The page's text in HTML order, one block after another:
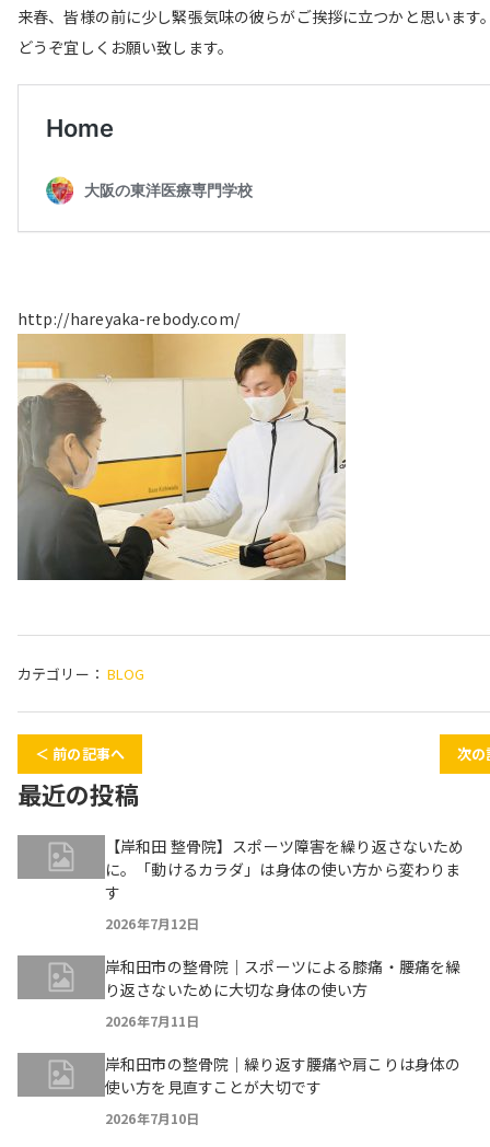
来春、皆様の前に少し緊張気味の彼らがご挨拶に立つかと思います
どうぞ宜しくお願い致します。
http://hareyaka-rebody.com/
カテゴリー： BLOG
＜ 前の記事へ 次の
最近の投稿
【岸和田 整骨院】スポーツ障害を繰り返さないため
に。「動けるカラダ」は身体の使い方から変わりま
す
2026年7月12日
岸和田市の整骨院｜スポーツによる膝痛・腰痛を繰
り返さないために大切な身体の使い方
2026年7月11日
岸和田市の整骨院｜繰り返す腰痛や肩こりは身体の
使い方を見直すことが大切です
2026年7月10日